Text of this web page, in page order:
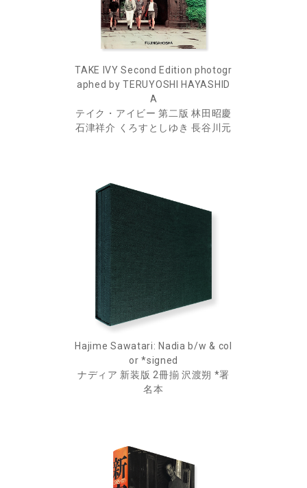
TAKE IVY Second Edition photogr
aphed by TERUYOSHI HAYASHID
A
テイク・アイビー 第二版 林田昭慶
石津祥介 くろすとしゆき 長谷川元
Hajime Sawatari: Nadia b/w & col
or *signed
ナディア 新装版 2冊揃 沢渡朔 *署
名本